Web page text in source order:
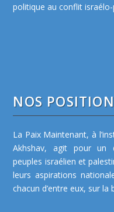
politique au conflit
NOS
La Paix Maintenant, à
Akhshav, agit pour un
peuples israélien et
leurs aspirations
chacun d’entre eux, sur la